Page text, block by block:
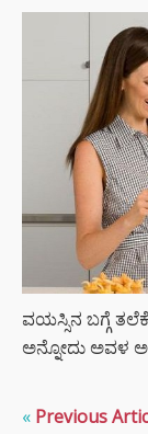
ವಯಸ್ಸಿನ ಬಗ್ಗೆ
ಅನ್ನೋದು ಅವಳ
« Previous